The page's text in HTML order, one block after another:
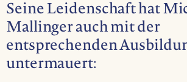
Seine Leidenschaft hat
Mallinger auch mit der
entsprechenden
untermauert: